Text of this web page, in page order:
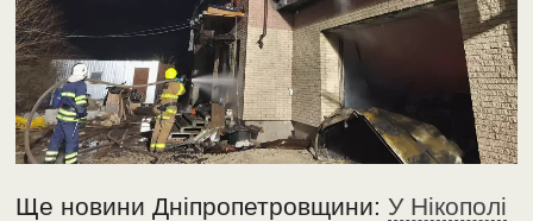
Ще новини Дніпропетровщини:У Нікополі